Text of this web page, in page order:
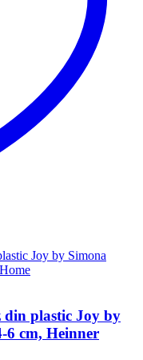
din plastic Joy by
6 cm, Heinner